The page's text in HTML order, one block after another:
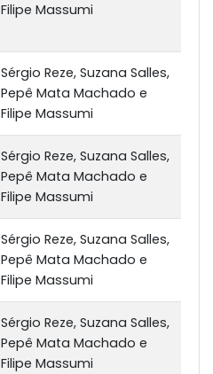
Filipe Massumi
Sérgio Reze, Suzana Salles,
Pepê Mata Machado e
Filipe Massumi
Sérgio Reze, Suzana Salles,
Pepê Mata Machado e
Filipe Massumi
Sérgio Reze, Suzana Salles,
Pepê Mata Machado e
Filipe Massumi
Sérgio Reze, Suzana Salles,
Pepê Mata Machado e
Filipe Massumi